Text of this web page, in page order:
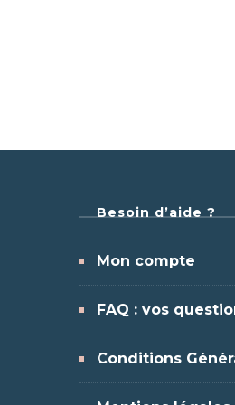
Besoin d’aide ?
Mon compte
FAQ : vos
Conditions